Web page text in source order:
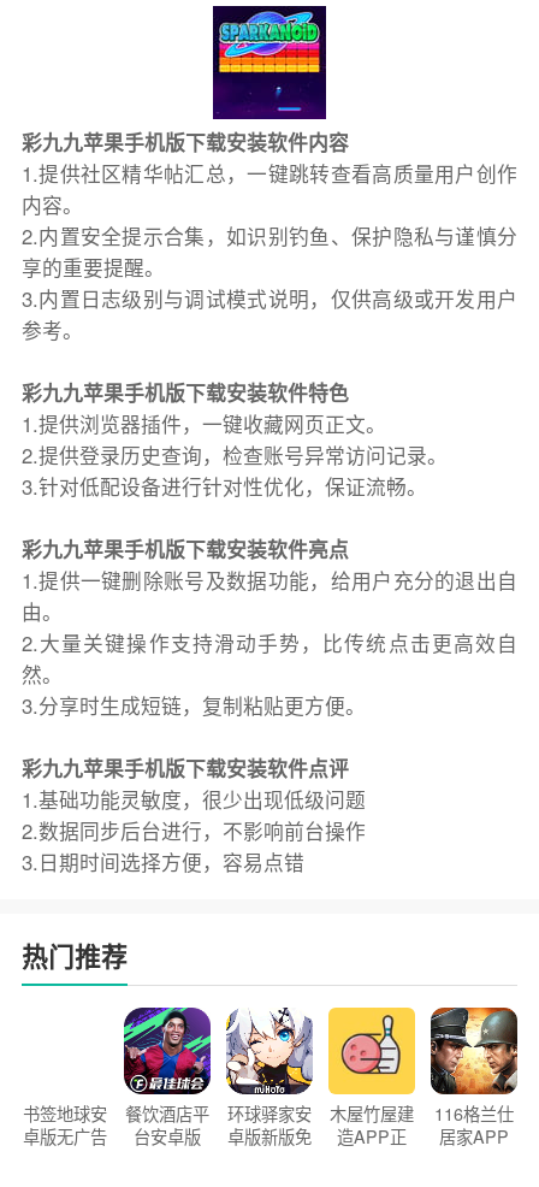
彩九九苹果手机版下载安装软件内容
1.提供社区精华帖汇总，一键跳转查看高质量用户创作
内容。
2.内置安全提示合集，如识别钓鱼、保护隐私与谨慎分
享的重要提醒。
3.内置日志级别与调试模式说明，仅供高级或开发用户
参考。
彩九九苹果手机版下载安装软件特色
1.提供浏览器插件，一键收藏网页正文。
2.提供登录历史查询，检查账号异常访问记录。
3.针对低配设备进行针对性优化，保证流畅。
彩九九苹果手机版下载安装软件亮点
1.提供一键删除账号及数据功能，给用户充分的退出自
由。
2.大量关键操作支持滑动手势，比传统点击更高效自
然。
3.分享时生成短链，复制粘贴更方便。
彩九九苹果手机版下载安装软件点评
1.基础功能灵敏度，很少出现低级问题
2.数据同步后台进行，不影响前台操作
3.日期时间选择方便，容易点错
热门推荐
书签地球安
卓版无广告
餐饮酒店平
台安卓版
环球驿家安
卓版新版免
木屋竹屋建
造APP正
116格兰仕
居家APP